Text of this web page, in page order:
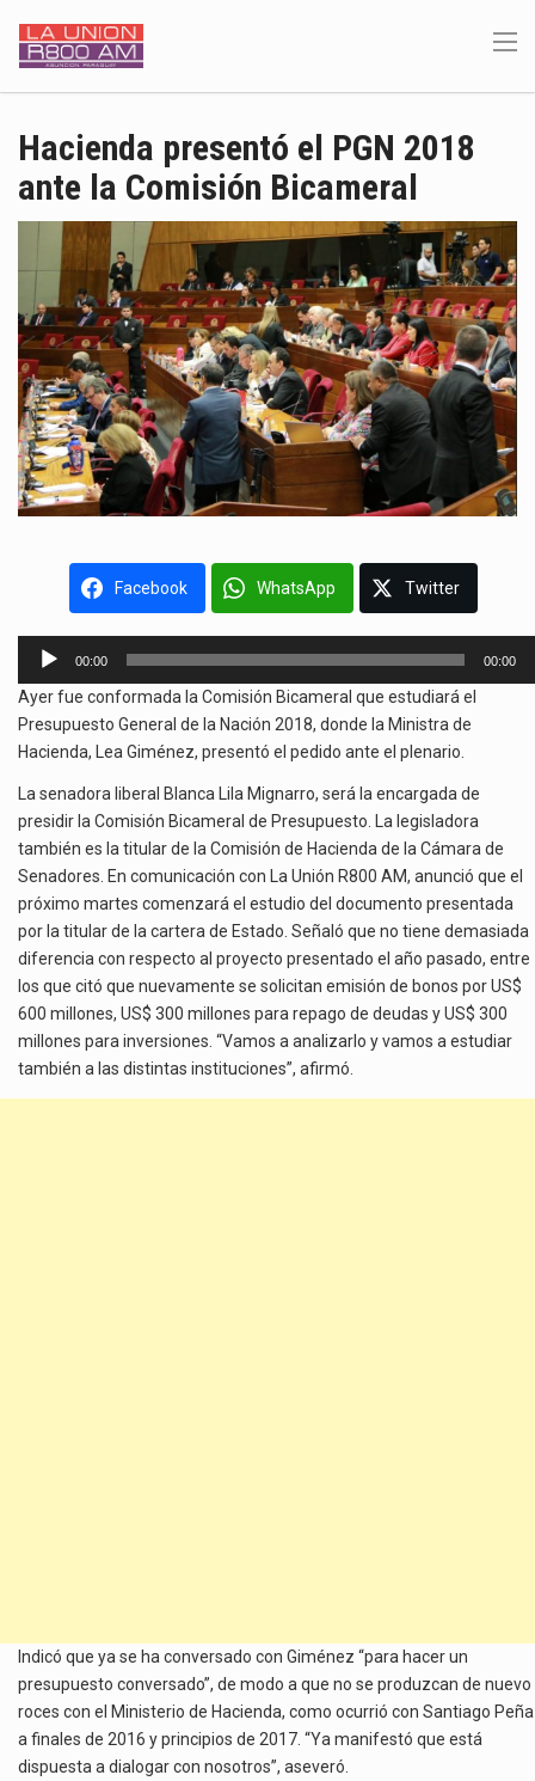
Hacienda presentó el PGN 2018
ante la Comisión Bicameral
Facebook WhatsApp Twitter
Reproductor
audio
00:00 00:00
Ayer fue conformada la Comisión Bicameral que estudiará el
Presupuesto General de la Nación 2018, donde la Ministra de
Hacienda, Lea Giménez, presentó el pedido ante el plenario.
La senadora liberal Blanca Lila Mignarro, será la encargada de
presidir la Comisión Bicameral de Presupuesto. La legisladora
también es la titular de la Comisión de Hacienda de la Cámara de
Senadores. En comunicación con La Unión R800 AM, anunció que el
próximo martes comenzará el estudio del documento presentada
por la titular de la cartera de Estado. Señaló que no tiene demasiada
diferencia con respecto al proyecto presentado el año pasado, entre
los que citó que nuevamente se solicitan emisión de bonos por US$
600 millones, US$ 300 millones para repago de deudas y US$ 300
millones para inversiones. “Vamos a analizarlo y vamos a estudiar
también a las distintas instituciones”, afirmó.
Indicó que ya se ha conversado con Giménez “para hacer un
presupuesto conversado”, de modo a que no se produzcan de nuevo
roces con el Ministerio de Hacienda, como ocurrió con Santiago Peña
a finales de 2016 y principios de 2017. “Ya manifestó que está
dispuesta a dialogar con nosotros”, aseveró.